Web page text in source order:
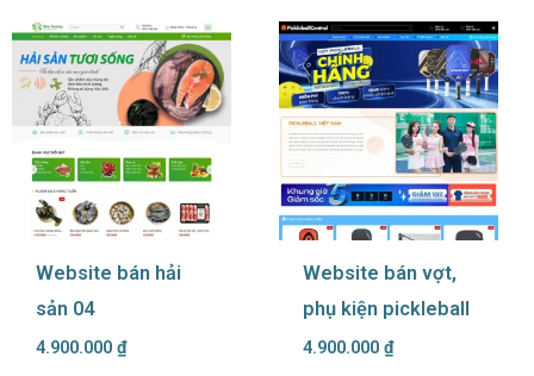
Website bán hải
sản 04
4.900.000 ₫
Website bán vợt,
phụ kiện pickleball
4.900.000 ₫